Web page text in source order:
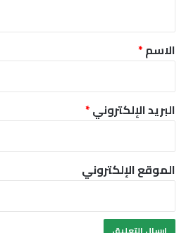
*
الاسم*
البريد الإلكتروني*
الموقع الإلكتروني